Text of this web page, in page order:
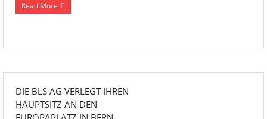
Read More
DIE BLS AG VERLEGT IHREN
HAUPTSITZ AN DEN